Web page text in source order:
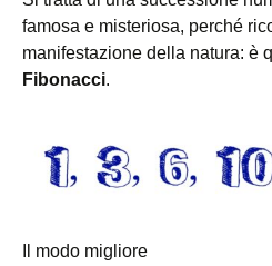
famosa e misteriosa, perché
manifestazione della natura: è
Fibonacci.
Il modo migliore